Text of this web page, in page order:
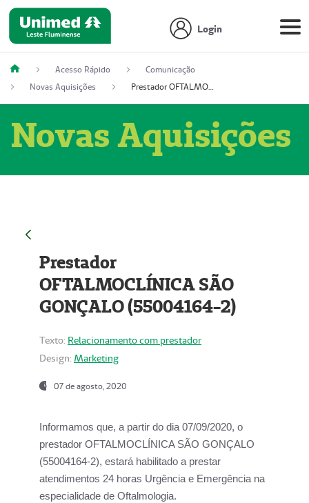
Login
Acesso Rápido
Comunicação
Novas Aquisições
Prestador OFTALMOCLÍNICA SÃO GONÇALO (55004164-2)
Novas Aquisições
Prestador
OFTALMOCLÍNICA SÃO
GONÇALO (55004164-2)
Texto: Relacionamento com prestador
Design: Marketing
07 de agosto, 2020
Informamos que, a partir do dia07/09/2020, o
prestador OFTALMOCLÍNICA SÃO GONÇALO
(55004164-2), estará habilitado a prestar
atendimentos 24 horas Urgência e Emergência na
especialidade de Oftalmologia.